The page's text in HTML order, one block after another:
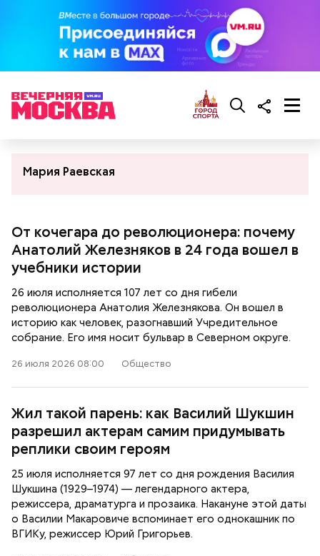
Мария Раевская
От кочегара до революционера: почему
Анатолий Железняков в 24 года вошел в
учебники истории
26 июля исполняется 107 лет со дня гибели
революционера Анатолия Железнякова. Он вошел в
историю как человек, разогнавший Учредительное
собрание. Его имя носит бульвар в Северном округе.
26 июля 2026 08:00 Общество
Жил такой парень: как Василий Шукшин
разрешил актерам самим придумывать
реплики своим героям
25 июля исполняется 97 лет со дня рождения Василия
Шукшина (1929–1974) — легендарного актера,
режиссера, драматурга и прозаика. Накануне этой даты
о Василии Макаровиче вспоминает его однокашник по
ВГИКу, режиссер Юрий Григорьев.